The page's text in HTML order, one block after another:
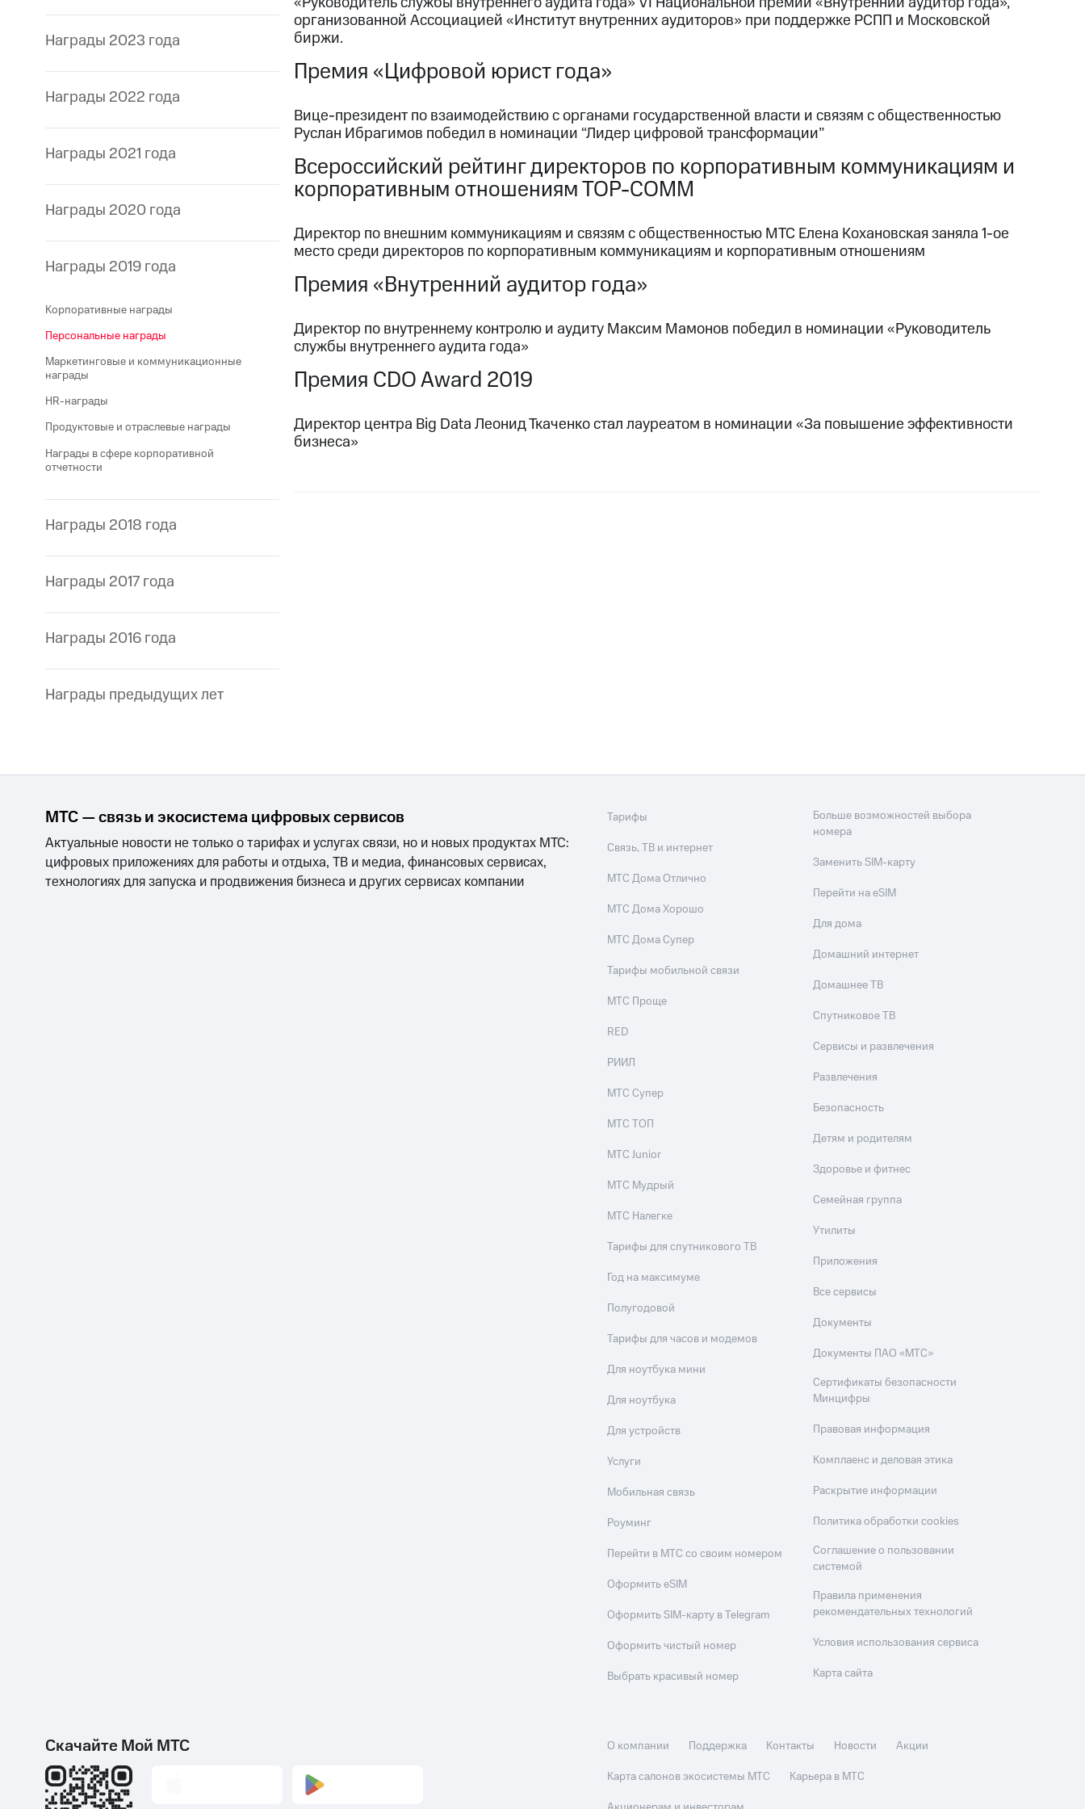
Награды 2023 года
Награды 2022 года
Награды 2021 года
Награды 2020 года
Награды 2019 года
Корпоративные награды
Персональные награды
Маркетинговые и коммуникационные
награды
HR-награды
Продуктовые и отраслевые награды
Награды в сфере корпоративной
отчетности
Награды 2018 года
Награды 2017 года
Награды 2016 года
Награды предыдущих лет
организованной Ассоциацией «Институт внутренних аудиторов» при поддержке РСПП и Московской
биржи.
Премия «Цифровой юрист года»
Вице-президент по взаимодействию с органами государственной власти и связям с общественностью
Руслан Ибрагимов победил в номинации “Лидер цифровой трансформации”
Всероссийский рейтинг директоров по корпоративным коммуникациям и
корпоративным отношениям ТОР-СОММ
Директор по внешним коммуникациям и связям с общественностью МТС Елена Кохановская заняла 1-ое
место среди директоров по корпоративным коммуникациям и корпоративным отношениям
Премия «Внутренний аудитор года»
Директор по внутреннему контролю и аудиту Максим Мамонов победил в номинации «Руководитель
службы внутреннего аудита года»
Премия CDO Award 2019
Директор центра Big Data Леонид Ткаченко стал лауреатом в номинации «За повышение эффективности
бизнеса»
МТС — связь и экосистема цифровых сервисов
Актуальные новости не только о тарифах и услугах связи, но и новых продуктах МТС:
цифровых приложениях для работы и отдыха, ТВ и медиа, финансовых сервисах,
технологиях для запуска и продвижения бизнеса и других сервисах компании
Тарифы
Связь, ТВ и интернет
МТС Дома Отлично
МТС Дома Хорошо
МТС Дома Супер
Тарифы мобильной связи
МТС Проще
RED
РИИЛ
МТС Супер
МТС ТОП
МТС Junior
МТС Мудрый
МТС Налегке
Тарифы для спутникового ТВ
Год на максимуме
Полугодовой
Тарифы для часов и модемов
Для ноутбука мини
Для ноутбука
Для устройств
Услуги
Мобильная связь
Роуминг
Перейти в МТС со своим номером
Оформить eSIM
Оформить SIM-карту в Telegram
Оформить чистый номер
Выбрать красивый номер
Больше возможностей выбора
номера
Заменить SIM-карту
Перейти на eSIM
Для дома
Домашний интернет
Домашнее ТВ
Спутниковое ТВ
Сервисы и развлечения
Развлечения
Безопасность
Детям и родителям
Здоровье и фитнес
Семейная группа
Утилиты
Приложения
Все сервисы
Документы
Документы ПАО «МТС»
Сертификаты безопасности
Минцифры
Правовая информация
Комплаенс и деловая этика
Раскрытие информации
Политика обработки cookies
Соглашение о пользовании
системой
Правила применения
рекомендательных технологий
Условия использования сервиса
Карта сайта
Скачайте Мой МТС О компании Поддержка Контакты Новости
Акции
Карта салонов экосистемы МТС
Карьера в МТС